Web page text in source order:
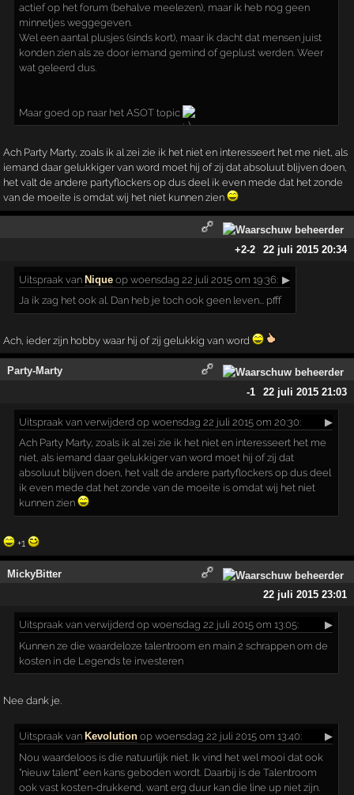
actief op het forum (behalve meelezen), maar ik heb nog geen
minnetjes weggegeven.
Wel een aantal plusjes (sinds kort), maar ik dacht dat mensen juist
konden zien als ze door iemand gemind of geplust werden. Weer
wat geleerd dus.
Maar goed op naar het ASOT topic
Ach Party Marty, zoals ik al zei zie ik het niet en interesseert het me niet, als
iemand daar gelukkiger van word moet hij of zij dat absoluut blijven doen,
het valt de andere partyflockers op dus deel ik even mede dat het zonde
van de moeite is omdat wij het niet kunnen zien
+2-2 22 juli 2015 20:34
Uitspraak van Nique op woensdag 22 juli 2015 om 19:36: ▶
Ja ik zag het ook al. Dan heb je toch ook geen leven... pfff
Ach, ieder zijn hobby waar hij of zij gelukkig van word
Party-Marty
-1
22 juli 2015 21:03
Uitspraak van verwijderd op woensdag 22 juli 2015 om 20:30:
▶
Ach Party Marty, zoals ik al zei zie ik het niet en interesseert het me
niet, als iemand daar gelukkiger van word moet hij of zij dat
absoluut blijven doen, het valt de andere partyflockers op dus deel
ik even mede dat het zonde van de moeite is omdat wij het niet
kunnen zien
+1
MickyBitter
22 juli 2015 23:01
Uitspraak van verwijderd op woensdag 22 juli 2015 om 13:05:
▶
Kunnen ze die waardeloze talentroom en main 2 schrappen om de
kosten in de Legends te investeren
Nee dank je.
Uitspraak van Kevolution op woensdag 22 juli 2015 om 13:40:
▶
Nou waardeloos is die natuurlijk niet. Ik vind het wel mooi dat ook
"nieuw talent" een kans geboden wordt. Daarbij is de Talentroom
ook vast kosten-drukkend, want erg duur kan die line up niet zijn.